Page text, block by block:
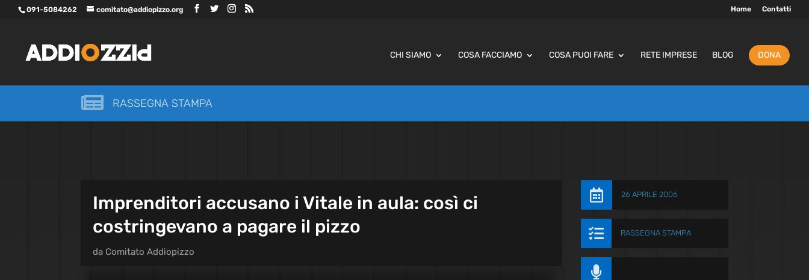
091-5084262 comitato@addiopizzo.org Home Contatti
CHI SIAMO COSA FACCIAMO COSA PUOI FARE RETE IMPRESE BLOG DONA
 RASSEGNA STAMPA
Imprenditori accusano i Vitale in aula: così ci
costringevano a pagare il pizzo
da Comitato Addiopizzo
 26 APRILE 2006
 RASSEGNA STAMPA
